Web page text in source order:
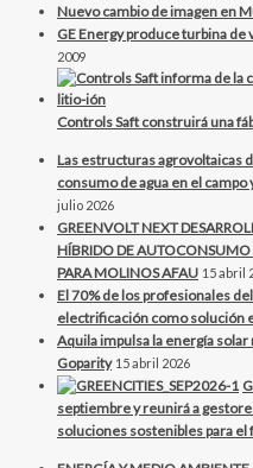
Nuevo cambio de imagen en
GE Energy produce turbina de
2009
Controls Saft construirá una
Las estructuras agrovoltaicas
consumo de agua en el
julio 2026
GREENVOLT NEXT
HÍBRIDO DE
PARA MOLINOS AFAU 15 abril
El 70% de los profesionales
electrificación como solución
Aquila impulsa la energía
Goparity 15 abril 2026
septiembre y reunirá a
soluciones sostenibles para